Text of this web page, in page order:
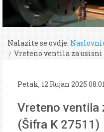
Nalazite se ovdje:
Vreteno ventila za usisni
Petak, 12 Rujan 2025 08:01
Vreteno ventila
(Šifra K 27511)